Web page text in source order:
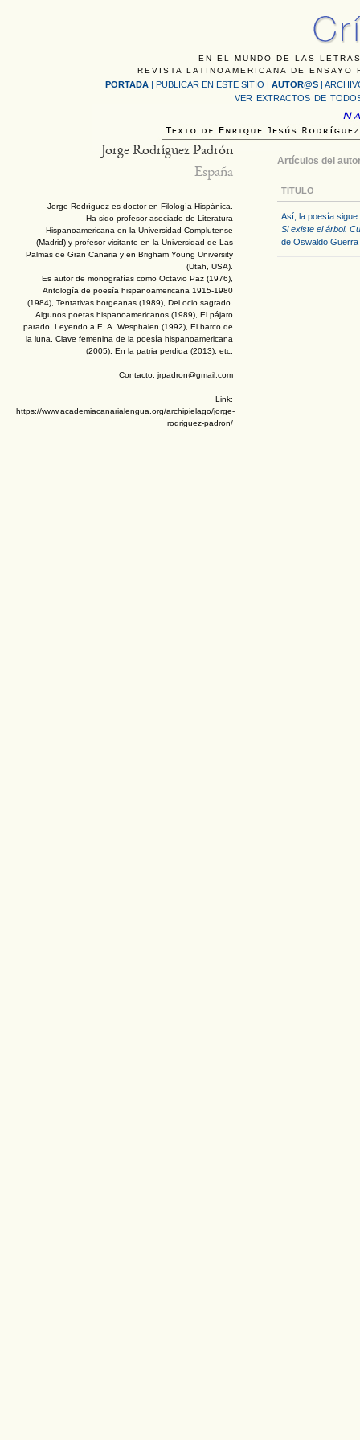
EN EL MUNDO DE LAS
REVISTA LATINOAMERICANA DE
PORTADA | PUBLICAR EN ESTE SITIO | AUTOR@S |
VER EXTRACTOS DE
Jorge Rodríguez Padrón
España
Jorge Rodríguez es doctor en Filología Hispánica.
Ha sido profesor asociado de Literatura
Hispanoamericana en la Universidad Complutense
(Madrid) y profesor visitante en la Universidad de Las
Palmas de Gran Canaria y en Brigham Young University
(Utah, USA).
Es autor de monografías como Octavio Paz (1976),
Antología de poesía hispanoamericana 1915-1980
(1984), Tentativas borgeanas (1989), Del ocio sagrado.
Algunos poetas hispanoamericanos (1989), El pájaro
parado. Leyendo a E. A. Wesphalen (1992), El barco de
la luna. Clave femenina de la poesía hispanoamericana
(2005), En la patria perdida (2013), etc.
Contacto: jrpadron@gmail.com
Link:
https://www.academiacanarialengua.org/archipielago/jorge-
rodriguez-padron/
Artículos del
TITULO
Así, la poesía sigue
Si existe el árbol.
de Oswaldo